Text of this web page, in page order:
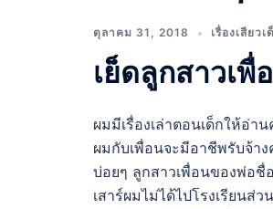
ตุลาคม 31, 2018 เรื่องเสียวเ
เย็ดลูกสาวเพื่
ผมมีเรื่องเล่าตอนเด็กให้อ่
ผมกับเพื่อนจะมีอาชีพรับจ้า
บ่อยๆ ลูกสาวเพื่อนของพ่อชื่
เสาร์ผมไม่ได้ไปโรงเรียน